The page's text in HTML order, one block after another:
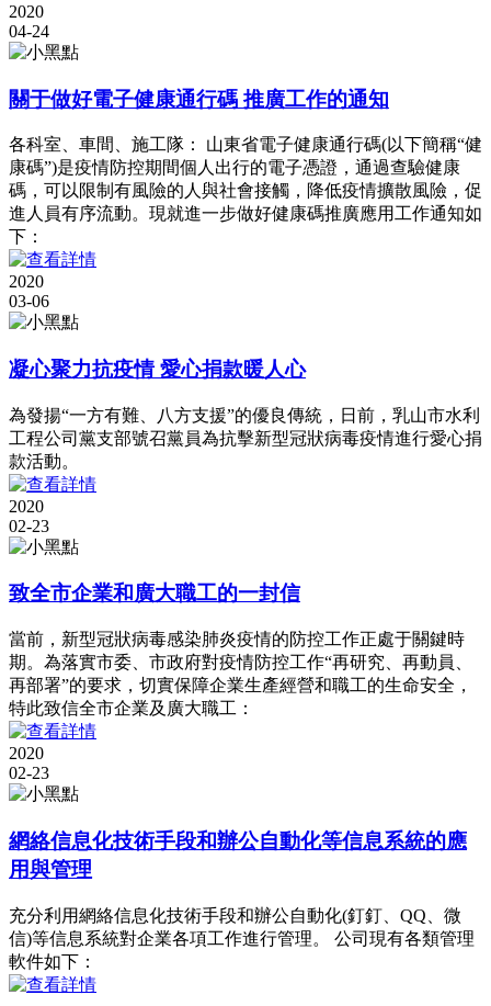
2020
04-24
關于做好電子健康通行碼 推廣工作的通知
各科室、車間、施工隊： 山東省電子健康通行碼(以下簡稱“健
康碼”)是疫情防控期間個人出行的電子憑證，通過查驗健康
碼，可以限制有風險的人與社會接觸，降低疫情擴散風險，促
進人員有序流動。現就進一步做好健康碼推廣應用工作通知如
下：
2020
03-06
凝心聚力抗疫情 愛心捐款暖人心
為發揚“一方有難、八方支援”的優良傳統，日前，乳山市水利
工程公司黨支部號召黨員為抗擊新型冠狀病毒疫情進行愛心捐
款活動。
2020
02-23
致全市企業和廣大職工的一封信
當前，新型冠狀病毒感染肺炎疫情的防控工作正處于關鍵時
期。為落實市委、市政府對疫情防控工作“再研究、再動員、
再部署”的要求，切實保障企業生產經營和職工的生命安全，
特此致信全市企業及廣大職工：
2020
02-23
網絡信息化技術手段和辦公自動化等信息系統的應
用與管理
充分利用網絡信息化技術手段和辦公自動化(釘釘、QQ、微
信)等信息系統對企業各項工作進行管理。 公司現有各類管理
軟件如下：